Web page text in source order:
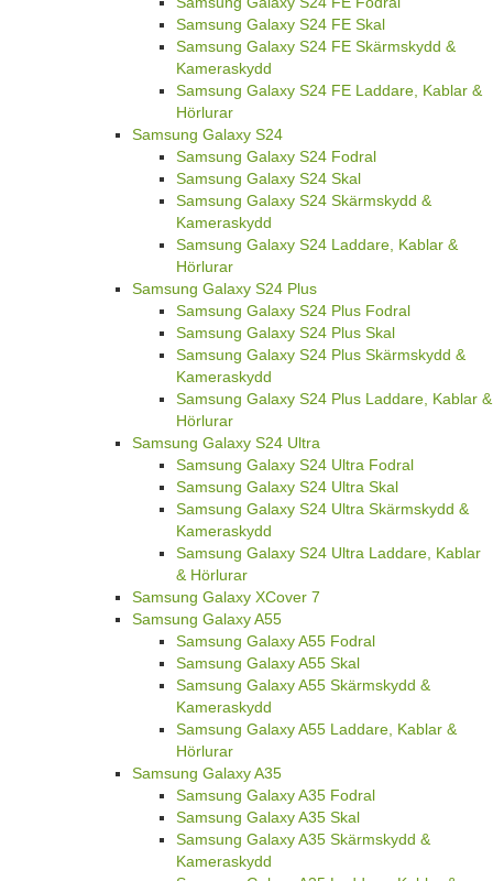
Samsung Galaxy S24 FE Skal
Samsung Galaxy S24 FE Skärmskydd &
Kameraskydd
Samsung Galaxy S24 FE Laddare, Kablar &
Hörlurar
Samsung Galaxy S24
Samsung Galaxy S24 Fodral
Samsung Galaxy S24 Skal
Samsung Galaxy S24 Skärmskydd &
Kameraskydd
Samsung Galaxy S24 Laddare, Kablar &
Hörlurar
Samsung Galaxy S24 Plus
Samsung Galaxy S24 Plus Fodral
Samsung Galaxy S24 Plus Skal
Samsung Galaxy S24 Plus Skärmskydd &
Kameraskydd
Samsung Galaxy S24 Plus Laddare, Kablar &
Hörlurar
Samsung Galaxy S24 Ultra
Samsung Galaxy S24 Ultra Fodral
Samsung Galaxy S24 Ultra Skal
Samsung Galaxy S24 Ultra Skärmskydd &
Kameraskydd
Samsung Galaxy S24 Ultra Laddare, Kablar
& Hörlurar
Samsung Galaxy XCover 7
Samsung Galaxy A55
Samsung Galaxy A55 Fodral
Samsung Galaxy A55 Skal
Samsung Galaxy A55 Skärmskydd &
Kameraskydd
Samsung Galaxy A55 Laddare, Kablar &
Hörlurar
Samsung Galaxy A35
Samsung Galaxy A35 Fodral
Samsung Galaxy A35 Skal
Samsung Galaxy A35 Skärmskydd &
Kameraskydd